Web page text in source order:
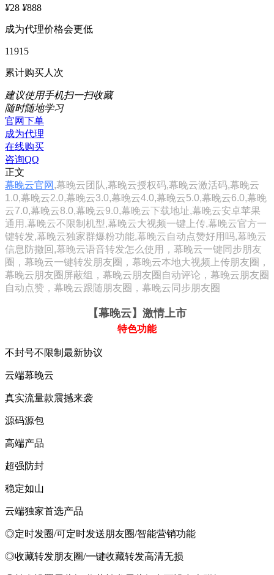
¥28 ¥888
成为代理价格会更低
11915
累计购买人次
建议使用手机扫一扫收藏
随时随地学习
官网下单
成为代理
在线购买
咨询QQ
正文
幕晚云官网 ,幕晚云团队,幕晚云授权码,幕晚云激活码,幕晚云
1.0,幕晚云2.0,幕晚云3.0,幕晚云4.0,幕晚云5.0,幕晚云6.0,幕晚
云7.0,幕晚云8.0,幕晚云9.0,幕晚云下载地址,幕晚云安卓苹果
通用,幕晚云不限制机型,幕晚云大视频一键上传,幕晚云官方一
键转发,幕晚云独家群爆粉功能,幕晚云自动点赞好用吗,幕晚云
信息防撤回,幕晚云语音转发怎么使用，幕晚云一键同步朋友
圈，幕晚云一键转发朋友圈，幕晚云本地大视频上传朋友圈，
幕晚云朋友圈屏蔽组，幕晚云朋友圈自动评论，幕晚云朋友圈
自动点赞，幕晚云跟随朋友圈，幕晚云同步朋友圈
【幕晚云】激情上市
特色功能
不封号不限制最新协议
云端幕晚云
真实流量款震撼来袭
源码源包
高端产品
超强防封
稳定如山
云端独家首选产品
◎定时发圈/可定时发送朋友圈/智能营销功能
◎收藏转发朋友圈/一键收藏转发高清无损